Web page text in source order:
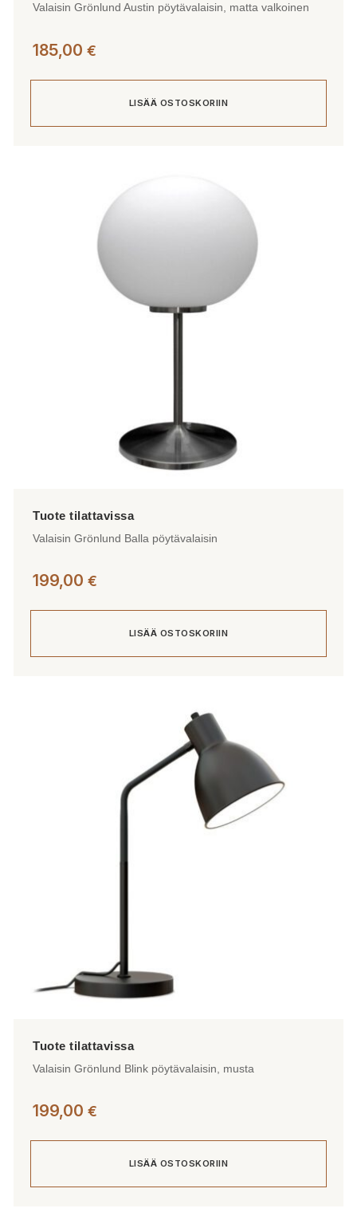
Valaisin Grönlund Austin pöytävalaisin, matta valkoinen
185,00 €
LISÄÄ OSTOSKORIIN
Valaisin Grönlund Balla pöytävalaisin
199,00 €
LISÄÄ OSTOSKORIIN
Valaisin Grönlund Blink pöytävalaisin, musta
199,00 €
LISÄÄ OSTOSKORIIN